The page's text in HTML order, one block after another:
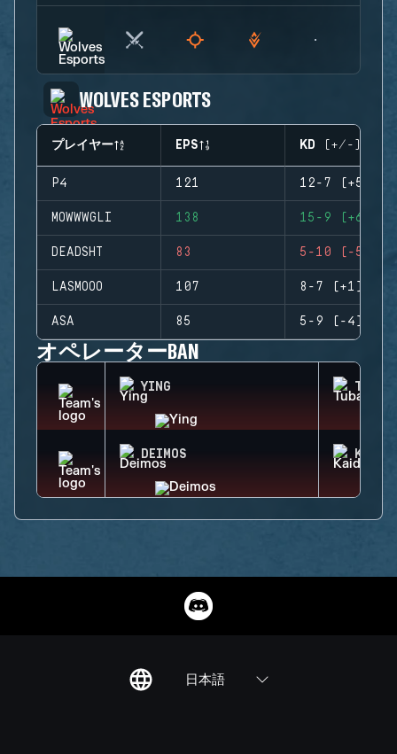
WOLVES ESPORTS
プレイヤー EPS KD (+/-)
P4 121 12-7 (+5)
MOWWWGLI 138 15-9 (+6)
DEADSHT 83 5-10 (-5)
LASMOOO 107 8-7 (+1)
ASA 85 5-9 (-4)
オペレーターBAN
YING
DEIMOS KAID
日本語